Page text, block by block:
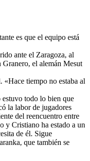
es que el equipo está
ante el Zaragoza, al
el alemán Mesut
tiempo no estaba al
todo lo bien que
la labor de jugadores
del reencuentro entre
y Cristiano ha estado a un
de él. Sigue
que también se